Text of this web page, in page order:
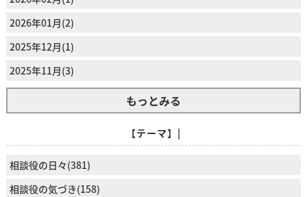
2026年01月(2)
2025年12月(1)
2025年11月(3)
もっとみる
【テーマ】|
相談役の日々(381)
相談役の気づき(158)